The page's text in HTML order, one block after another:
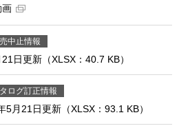
中止情報
日更新（XLSX：40.7 KB）
ログ訂正情報
月21日更新（XLSX：93.1 KB）